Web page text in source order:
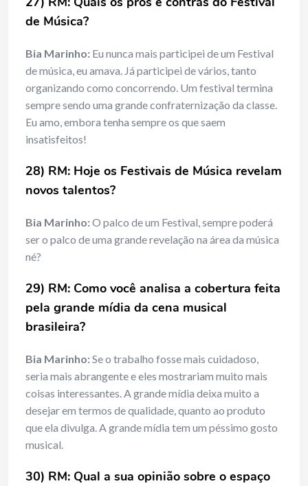
de Música?
Bia Marinho: Eu nunca mais participei de um Festival
de música, eu amava. Já participei de vários, tanto
organizando como concorrendo. Um festival termina
sempre sendo uma grande confraternização da classe.
Eu amo, embora tenha sempre os que saem
insatisfeitos!
28) RM: Hoje os Festivais de Música revelam
novos talentos?
Bia Marinho:O palco de um Festival, sempre poderá
ser o palco de uma grande revelação na área da música
né?
29) RM: Como você analisa a cobertura feita
pela grande mídia da cena musical
brasileira?
Bia Marinho:Se o trabalho fosse mais cuidadoso,
seria mais abrangente e eles mostrariam muito mais
coisas interessantes. A grande mídia deixa muito a
desejar em termos de qualidade, quanto ao produto
que ela divulga. A grande mídia tem um péssimo gosto
musical.
30) RM: Qual a sua opinião sobre o espaço